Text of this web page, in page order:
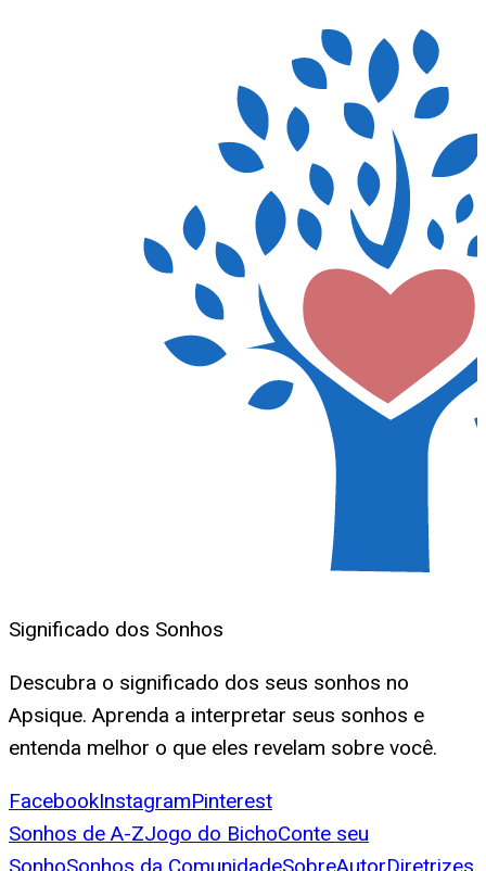
Significado dos Sonhos
Descubra o significado dos seus sonhos no
Apsique. Aprenda a interpretar seus sonhos e
entenda melhor o que eles revelam sobre você.
FacebookInstagramPinterest
Sonhos de A-ZJogo do BichoConte seu
SonhoSonhos da ComunidadeSobreAutorDiretrizes